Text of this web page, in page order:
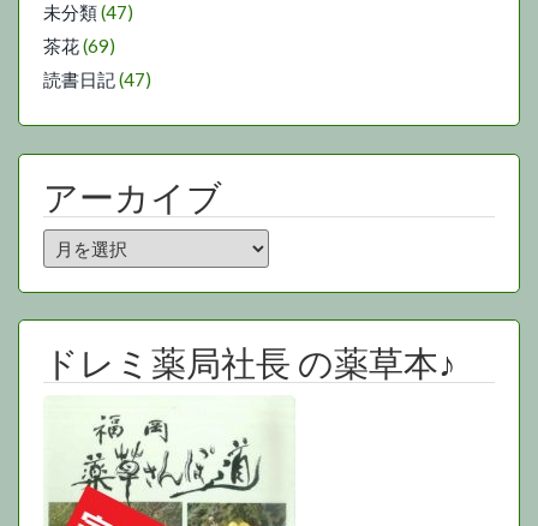
未分類(47)
茶花(69)
読書日記(47)
アーカイブ
ア
ー
カ
イ
ドレミ薬局社長 の薬草本♪